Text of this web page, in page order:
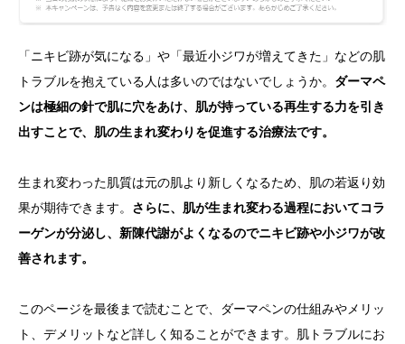
「ニキビ跡が気になる」や「最近小ジワが増えてきた」などの肌
トラブルを抱えている人は多いのではないでしょうか。 ダーマペ
ンは極細の針で肌に穴をあけ、肌が持っている再生する力を引き
出すことで、肌の生まれ変わりを促進する治療法です。
生まれ変わった肌質は元の肌より新しくなるため、肌の若返り効
果が期待できます。 さらに、肌が生まれ変わる過程においてコラ
ーゲンが分泌し、新陳代謝がよくなるのでニキビ跡や小ジワが改
善されます。
このページを最後まで読むことで、ダーマペンの仕組みやメリッ
ト、デメリットなど詳しく知ることができます。肌トラブルにお